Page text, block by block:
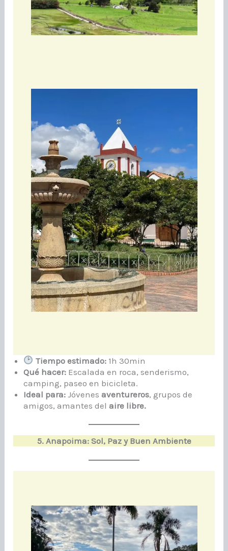
Tiempo estimado: 1h 30min
Qué hacer: Escalada en roca, senderismo,
camping, paseo en bicicleta.
Ideal para:Jóvenesaventureros, grupos de
amigos, amantes delaire libre.
5. Anapoima: Sol, Paz y Buen Ambiente